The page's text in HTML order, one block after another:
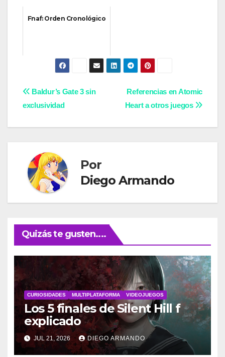
Fnaf: Orden Cronológico
Navegación
Referencias en Atomic
Heart a otros juegos
Baldur’s Gate 3 sin
exclusividad
Por
Diego Armando
Quizás te gusten....
CURIOSIDADES MULTIPLATAFORMA VIDEOJUEGOS
Los 5 finales de Silent Hill f
explicado
JUL 21, 2026 DIEGO ARMANDO